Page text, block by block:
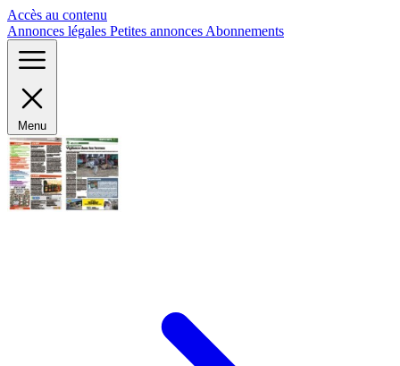
Accès au contenu
Annonces légales Petites annonces Abonnements
Menu
Panneau de gestion des cookies